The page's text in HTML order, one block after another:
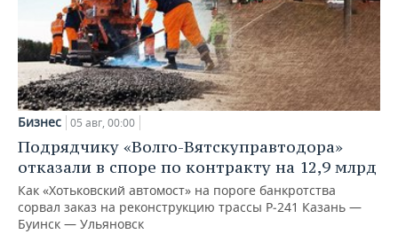
Бизнес 05 авг, 00:00
Подрядчику «Волго-Вятскуправтодора»
отказали в споре по контракту на 12,9 млрд
Как «Хотьковский автомост» на пороге банкротства
сорвал заказ на реконструкцию трассы Р‑241 Казань —
Буинск — Ульяновск